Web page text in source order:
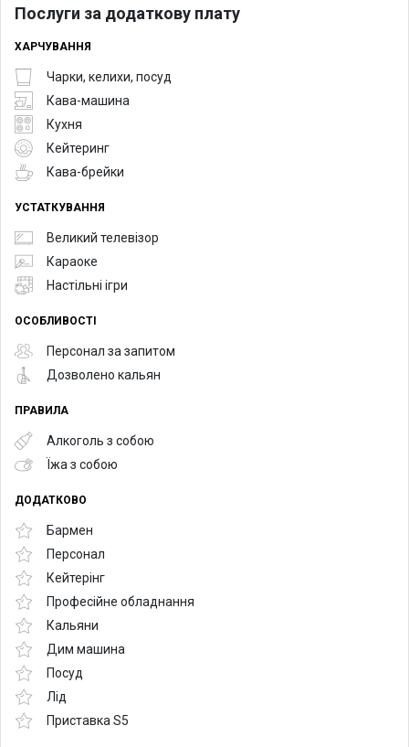
Послуги за додаткову плату
ХАРЧУВАННЯ
Чарки, келихи, посуд
Кава-машина
Кухня
Кейтеринг
Кава-брейки
УСТАТКУВАННЯ
Великий телевізор
Караоке
Настільні ігри
ОСОБЛИВОСТІ
Персонал за запитом
Дозволено кальян
ПРАВИЛА
Алкоголь з собою
Їжа з собою
ДОДАТКОВО
Бармен
Персонал
Кейтерінг
Професійне обладнання
Кальяни
Дим машина
Посуд
Лід
Приставка S5